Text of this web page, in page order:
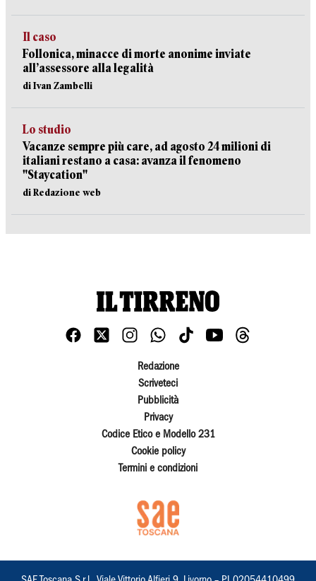
Il caso
Follonica, minacce di morte anonime inviate
all’assessore alla legalità
di Ivan Zambelli
Lo studio
Vacanze sempre più care, ad agosto 24 milioni di
italiani restano a casa: avanza il fenomeno
"Staycation"
di Redazione web
Redazione
Scriveteci
Pubblicità
Privacy
Codice Etico e Modello 231
Cookie policy
Termini e condizioni